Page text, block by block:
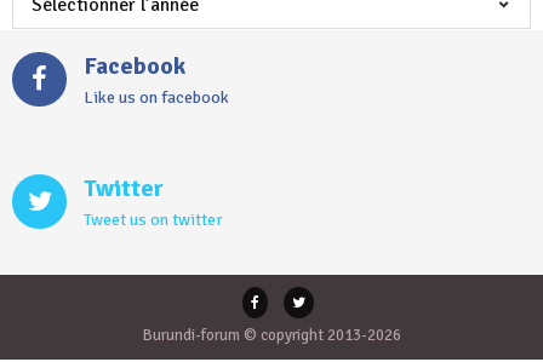
Facebook
Like us on facebook
Twitter
Tweet us on twitter
Burundi-forum © copyright 2013-2026